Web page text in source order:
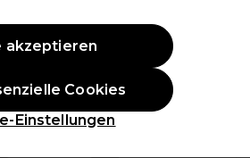
Einstellungen
Cookies
akzeptieren